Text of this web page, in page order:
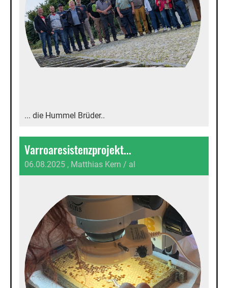
... die Hummel Brüder..
Varroaresistenzprojekt...
06.08.2025 , Matthias Kern / al